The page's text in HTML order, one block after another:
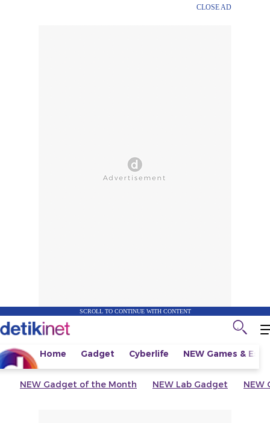
CLOSE AD
SCROLL TO CONTINUE WITH CONTENT
Home Gadget Cyberlife NEW Games &
NEW Gadget of the Month NEW Lab Gadget NEW